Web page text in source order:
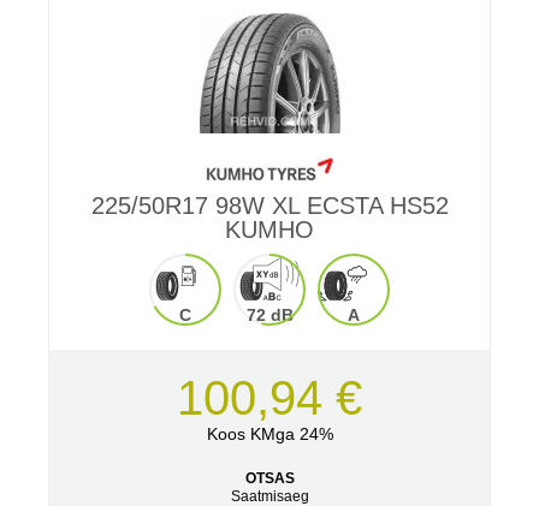
225/50R17 98W XL ECSTA HS52
KUMHO
C 72 dB A
100,94 €
Koos KMga 24%
OTSAS
Saatmisaeg